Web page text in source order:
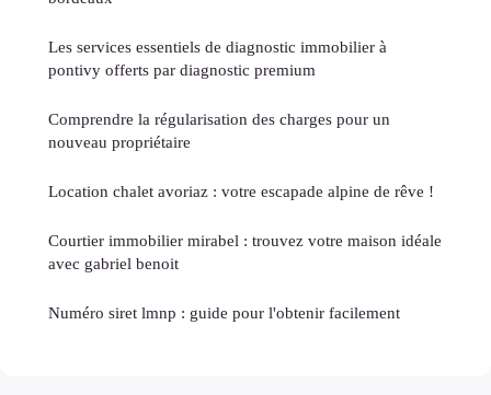
Les services essentiels de diagnostic immobilier à
pontivy offerts par diagnostic premium
Comprendre la régularisation des charges pour un
nouveau propriétaire
Location chalet avoriaz : votre escapade alpine de rêve !
Courtier immobilier mirabel : trouvez votre maison idéale
avec gabriel benoit
Numéro siret lmnp : guide pour l'obtenir facilement